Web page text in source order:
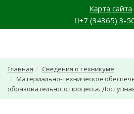
Карта сайта
+7 (34365) 3-
Главная
Сведения о техникуме
Материально-техническое
образовательного процесса.